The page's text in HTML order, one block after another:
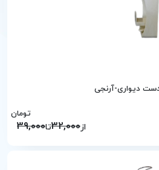
دیواری-آرنجی
از32,000تا39,000
تومان